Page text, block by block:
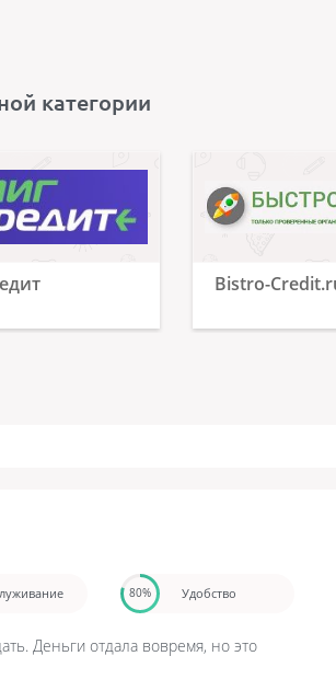
категории
Bistro-
80% Удобство
Деньги отдала вовремя, но это